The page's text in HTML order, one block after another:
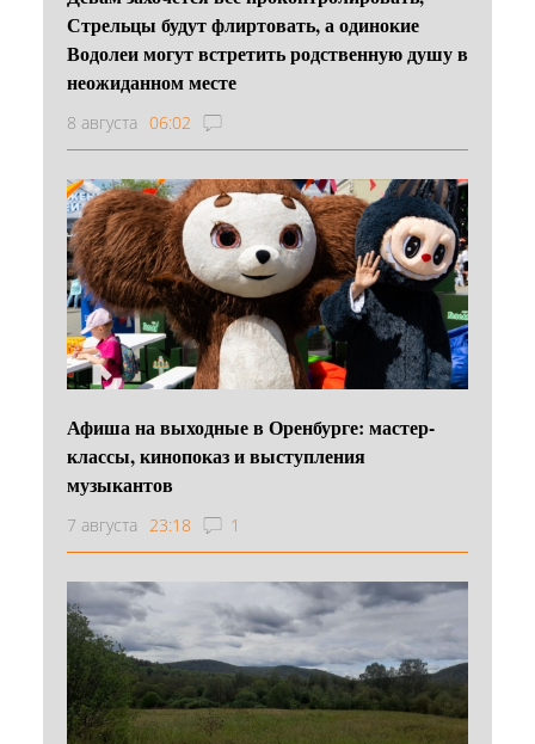
Стрельцы будут флиртовать, а одинокие
Водолеи могут встретить родственную душу в
неожиданном месте
8 августа 06:02
Афиша на выходные в Оренбурге: мастер-
классы, кинопоказ и выступления
музыкантов
7 августа 23:18 1